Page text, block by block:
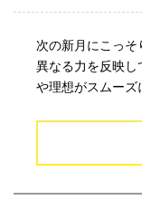
次の新月にこっ
異なる力を反映し
や理想がスムーズ